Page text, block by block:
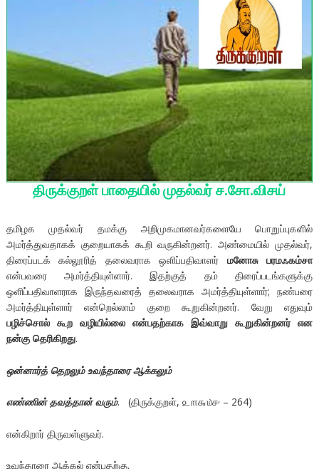
திருக்குறள் பாதையில் முதல்வர் ச.சோ.விசய்
தமிழக முதல்வர் தமக்கு அறிமுகமானவர்களையே பொறுப்புகளில்
அமர்த்துவதாகக் குறையாகக் கூறி வருகின்றனர். அண்மையில் முதல்வர்,
திரைப்படக் கல்லூரித் தலைவராக ஒளிப்பதிவாளர் மனோசு பரமஃகம்சா
என்பவரை அமர்த்தியுள்ளார். இதற்குத் தம் திரைப்படங்களுக்கு
ஒளிப்பதிவாளராக இருந்தவரைத் தலைவராக அமர்த்தியுள்ளார்; நண்பரை
அமர்த்தியுள்ளார் என்றெல்லாம் குறை கூறுகின்றனர். வேறு எதுவும்
பழிச்சொல் கூற வழியில்லை என்பதற்காக இவ்வாறு கூறுகின்றனர் என
நன்கு தெரிகிறது.
ஒன்னார்த் தெறலும் உவந்தாரை ஆக்கலும்
எண்ணின் தவத்தான் வரும். (திருக்குறள், ௨௱௬௰௪ – 264)
என்கிறார் திருவள்ளுவர்.
உவந்தாரை ஆக்கல் என்பதற்கு.